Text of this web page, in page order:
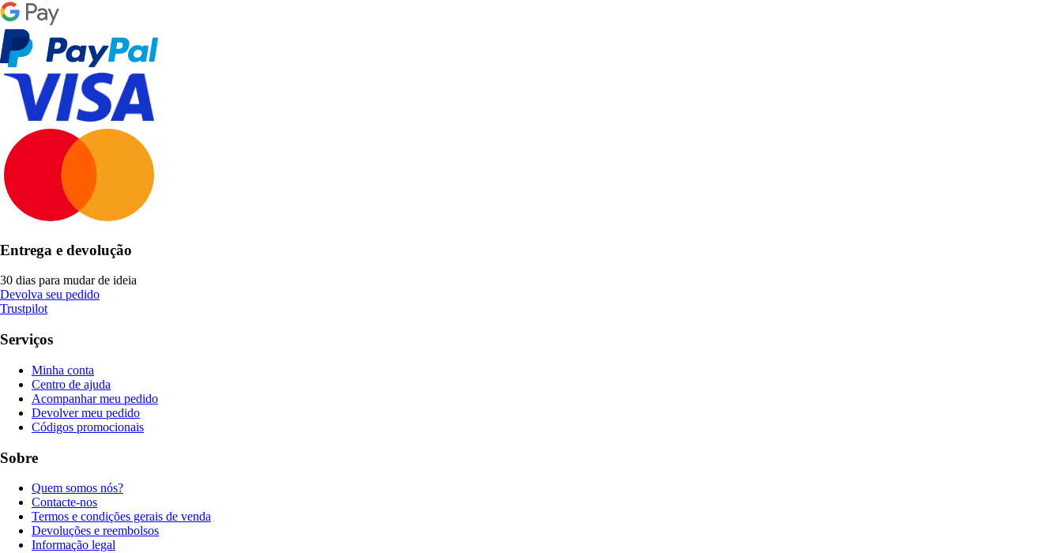
Entrega e devolução
30 dias para mudar de ideia
Devolva seu pedido
Trustpilot
Serviços
Minha conta
Centro de ajuda
Acompanhar meu pedido
Devolver meu pedido
Códigos promocionais
Sobre
Quem somos nós?
Contacte-nos
Termos e condições gerais de venda
Devoluções e reembolsos
Informação legal